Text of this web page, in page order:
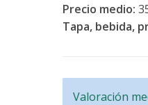
Precio medio:
Tapa, bebida,
Valoración